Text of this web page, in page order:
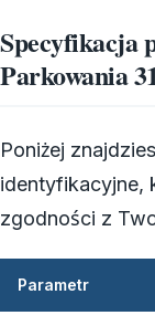
Specyfikacja
Parkowania
Poniżej
identyfikacyjne,
zgodności z
Parametr